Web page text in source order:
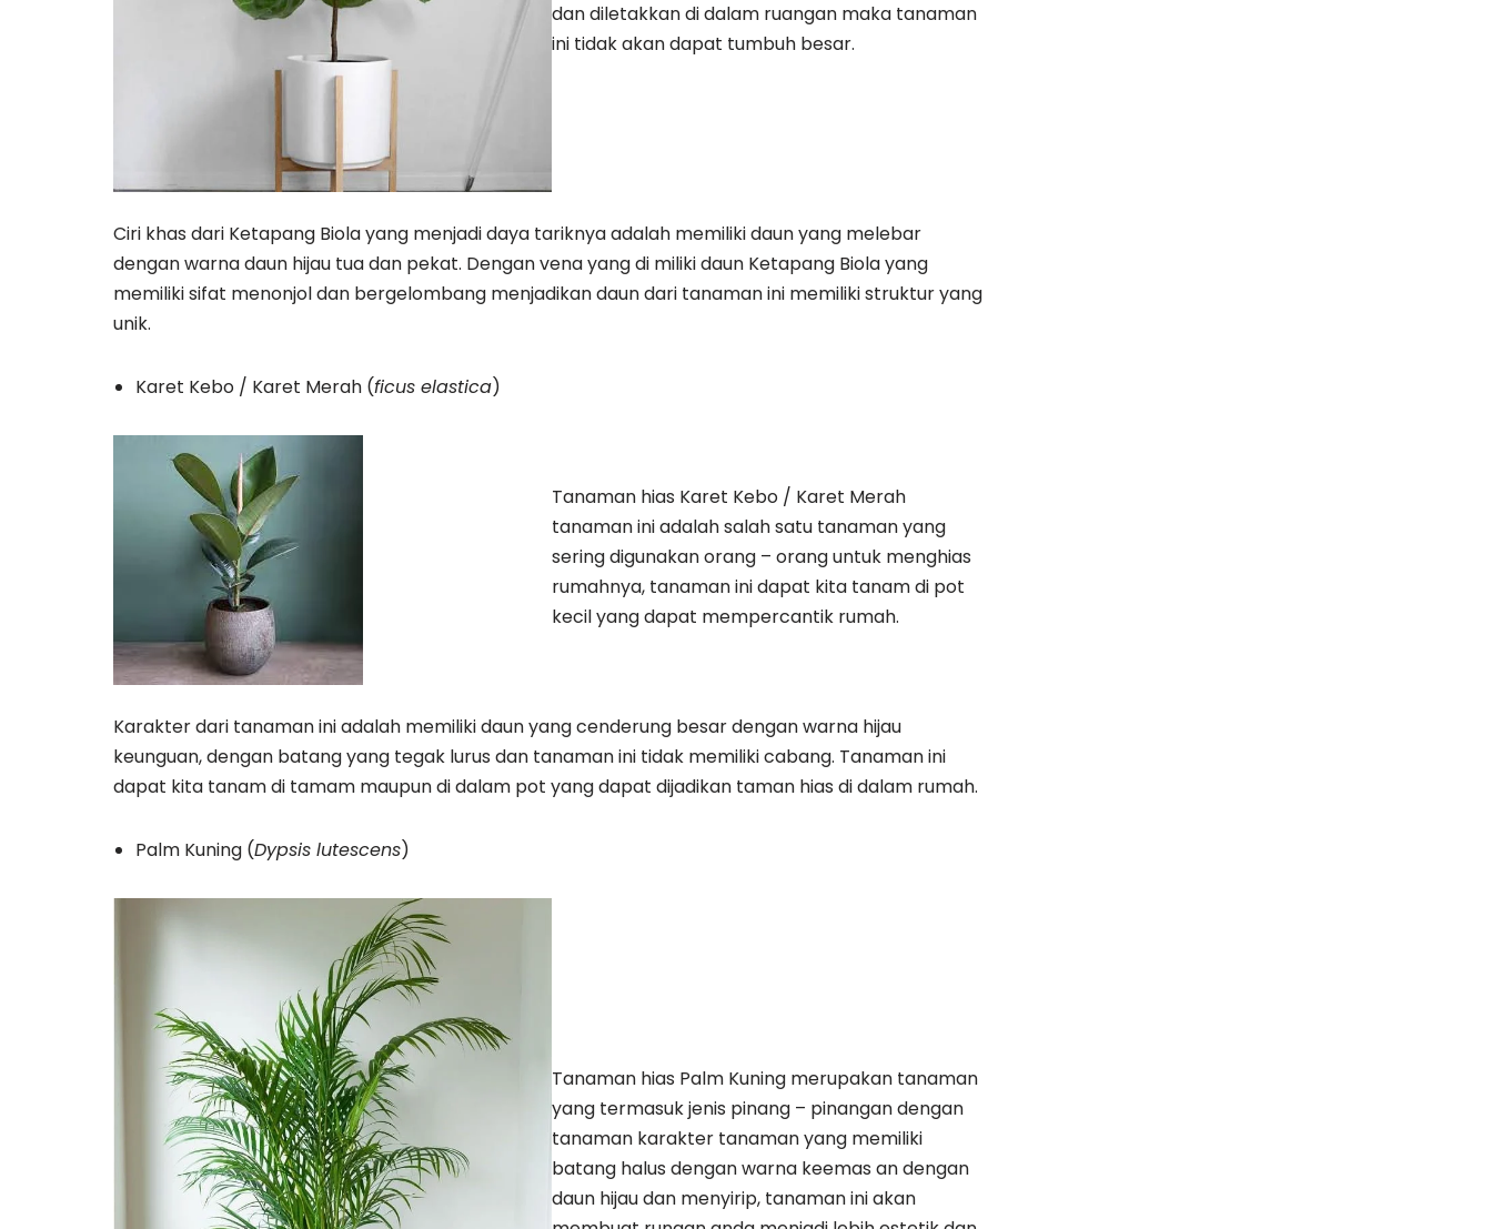
dan diletakkan di dalam ruangan maka tanaman
ini tidak akan dapat tumbuh besar.
Ciri khas dari Ketapang Biola yang menjadi daya tariknya adalah memiliki daun yang melebar
dengan warna daun hijau tua dan pekat. Dengan vena yang di miliki daun Ketapang Biola yang
memiliki sifat menonjol dan bergelombang menjadikan daun dari tanaman ini memiliki struktur yang
unik.
Karet Kebo / Karet Merah (ficus elastica)
Tanaman hias Karet Kebo / Karet Merah
tanaman ini adalah salah satu tanaman yang
sering digunakan orang – orang untuk menghias
rumahnya, tanaman ini dapat kita tanam di pot
kecil yang dapat mempercantik rumah.
Karakter dari tanaman ini adalah memiliki daun yang cenderung besar dengan warna hijau
keunguan, dengan batang yang tegak lurus dan tanaman ini tidak memiliki cabang. Tanaman ini
dapat kita tanam di tamam maupun di dalam pot yang dapat dijadikan taman hias di dalam rumah.
Palm Kuning (Dypsis lutescens)
Tanaman hias Palm Kuning merupakan tanaman
yang termasuk jenis pinang – pinangan dengan
tanaman karakter tanaman yang memiliki
batang halus dengan warna keemas an dengan
daun hijau dan menyirip, tanaman ini akan